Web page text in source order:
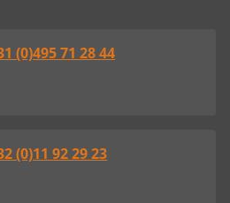
(0)495 71 28 44
(0)11 92 29 23